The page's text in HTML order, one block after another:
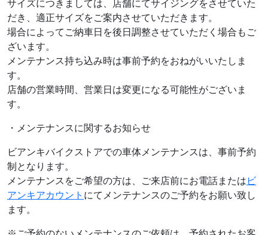
サイズにつきましては、店舗にてサイジングをさせていた
だき、適正サイズをご案内させていただきます。
場合によってご納車日を後日調整させていただく場合もご
ざいます。
メンテナンス持ち込み時は事前予約をおねがいいたしま
す。
店舗の営業時間、営業日は変更になる可能性がございま
す。
・メンテナンスに関するお知らせ
ビアンキバイクストアでの車体メンテナンスは、事前予約
制となります。
メンテナンスをご希望の方は、ご来店前にお電話または ビ
アンキアカウント にてメンテナンスのご予約をお願い致し
ます。